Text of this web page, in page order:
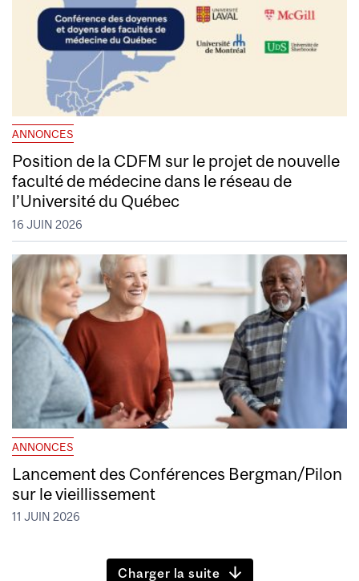
ANNONCES
Position de la CDFM sur le projet de nouvelle
faculté de médecine dans le réseau de
l’Université du Québec
16 JUIN 2026
ANNONCES
Lancement des Conférences Bergman/Pilon
sur le vieillissement
11 JUIN 2026
Charger la suite